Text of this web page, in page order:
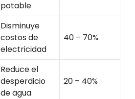
potable
Disminuye
costos de
electricidad
40 – 70%
Reduce el
desperdicio
de agua
20 – 40%